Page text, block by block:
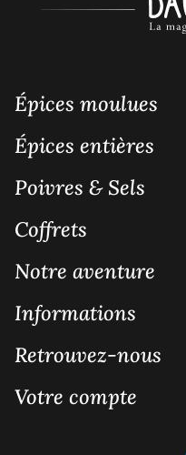
Épices moulues
Épices entières
Poivres & Sels
Coffrets
Notre aventure
Informations
Retrouvez-nous
Votre compte